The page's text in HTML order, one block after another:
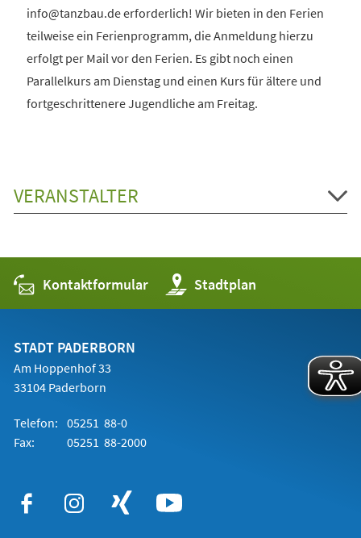
info@tanzbau.de erforderlich! Wir bieten in den Ferien
teilweise ein Ferienprogramm, die Anmeldung hierzu
erfolgt per Mail vor den Ferien. Es gibt noch einen
Parallelkurs am Dienstag und einen Kurs für ältere und
fortgeschrittenere Jugendliche am Freitag.
VERANSTALTER
Kontaktformular Stadtplan
(Öffnet
in
einem
STADT PADERBORN
Am Hoppenhof 33
33104 Paderborn
Telefon: 05251 88-0
Fax:
05251 88-2000